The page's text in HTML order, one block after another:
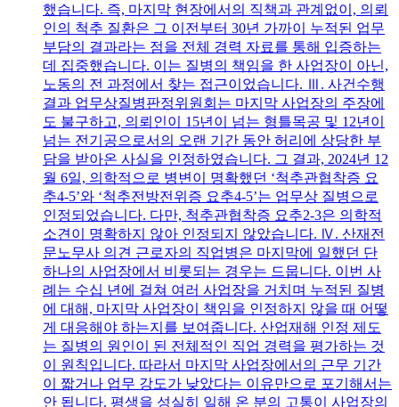
했습니다. 즉, 마지막 현장에서의 직책과 관계없이, 의뢰
인의 척추 질환은 그 이전부터 30년 가까이 누적된 업무
부담의 결과라는 점을 전체 경력 자료를 통해 입증하는
데 집중했습니다. 이는 질병의 책임을 한 사업장이 아닌,
노동의 전 과정에서 찾는 접근이었습니다. Ⅲ. 사건수행
결과 업무상질병판정위원회는 마지막 사업장의 주장에
도 불구하고, 의뢰인이 15년이 넘는 형틀목공 및 12년이
넘는 전기공으로서의 오랜 기간 동안 허리에 상당한 부
담을 받아온 사실을 인정하였습니다. 그 결과, 2024년 12
월 6일, 의학적으로 병변이 명확했던 ‘척추관협착증 요
추4-5’와 ‘척추전방전위증 요추4-5’는 업무상 질병으로
인정되었습니다. 다만, 척추관협착증 요추2-3은 의학적
소견이 명확하지 않아 인정되지 않았습니다. Ⅳ. 산재전
문노무사 의견 근로자의 직업병은 마지막에 일했던 단
하나의 사업장에서 비롯되는 경우는 드뭅니다. 이번 사
례는 수십 년에 걸쳐 여러 사업장을 거치며 누적된 질병
에 대해, 마지막 사업장이 책임을 인정하지 않을 때 어떻
게 대응해야 하는지를 보여줍니다. 산업재해 인정 제도
는 질병의 원인이 된 전체적인 직업 경력을 평가하는 것
이 원칙입니다. 따라서 마지막 사업장에서의 근무 기간
이 짧거나 업무 강도가 낮았다는 이유만으로 포기해서는
안 됩니다. 평생을 성실히 일해 온 분의 고통이 사업장의